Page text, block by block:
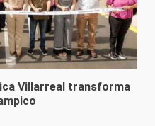
Villarreal transforma